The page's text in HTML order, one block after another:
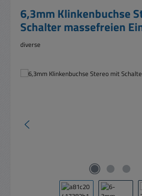
6,3mm Klinkenbuchse
Schalter massefreien
diverse
Bildergalerie überspringen